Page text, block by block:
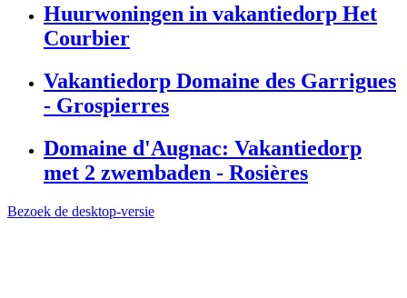
Huurwoningen in vakantiedorp Het
Courbier
Vakantiedorp Domaine des Garrigues
- Grospierres
Domaine d'Augnac: Vakantiedorp
met 2 zwembaden - Rosières
Bezoek de desktop-versie